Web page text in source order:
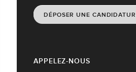
DÉPOSER UNE
APPELEZ-NOUS